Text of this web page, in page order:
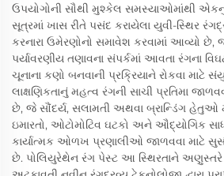
ઉપયોગોની સૌથી મુશ્કેલ સમસ્યાઓમાંથી
સૂત્રમાં ખાસ રીતે પસંદ કરાયેલા યુવી-સ્થિર
કરનારા ઉમેરણોનો સમાવેશ કરવામાં આવ્યો છે,
પર્યાવરણીય તણાવના સંપર્કમાં આવતા રંગના
ચૂનાના કણો બનવાની પ્રક્રિયાને રોકવા માટે
લાક્ષણિકતાનું મહત્વ રંગની સાચી પ્રતિમા
છે, જે સૌંદર્ય, સલામતી અથવા બ્રાન્ડિંગ હેતુઓ
ઇમારતો, ઓટોમોટિવ ઘટકો અને ઔદ્યોગિક
કાર્યાત્મક ઓળખ પ્રણાલીઓ જાળવવા માટે
છે. પોલિયુરેથેન રંગ પેસ્ટ આ સ્થિરતાને અણુસ્તરે